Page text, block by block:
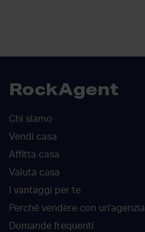
RockAgent
Chi siamo
Vendi casa
Affitta casa
Valuta casa
I vantaggi per te
Perché vendere con un'agenzia
Domande frequenti